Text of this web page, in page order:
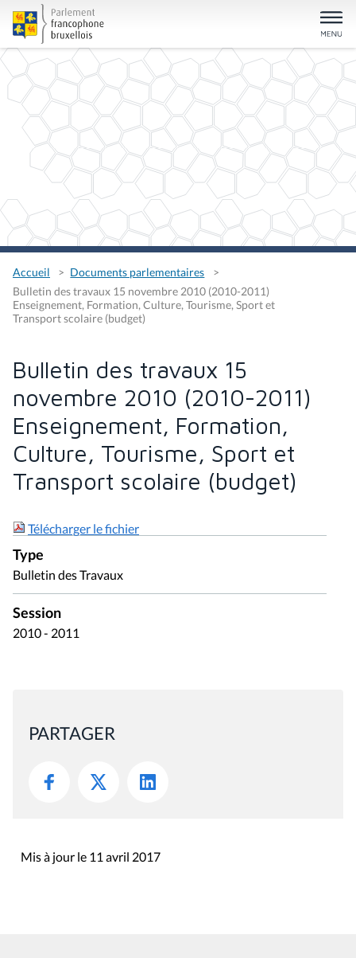
Accueil
Documents parlementaires
Bulletin des travaux 15 novembre 2010 (2010-2011)
Enseignement, Formation, Culture, Tourisme, Sport et
Transport scolaire (budget)
Bulletin des travaux 15
novembre 2010 (2010-2011)
Enseignement, Formation,
Culture, Tourisme, Sport et
Transport scolaire (budget)
Télécharger le fichier
Type
Bulletin des Travaux
Session
2010 - 2011
PARTAGER
Mis à jour le 11 avril 2017